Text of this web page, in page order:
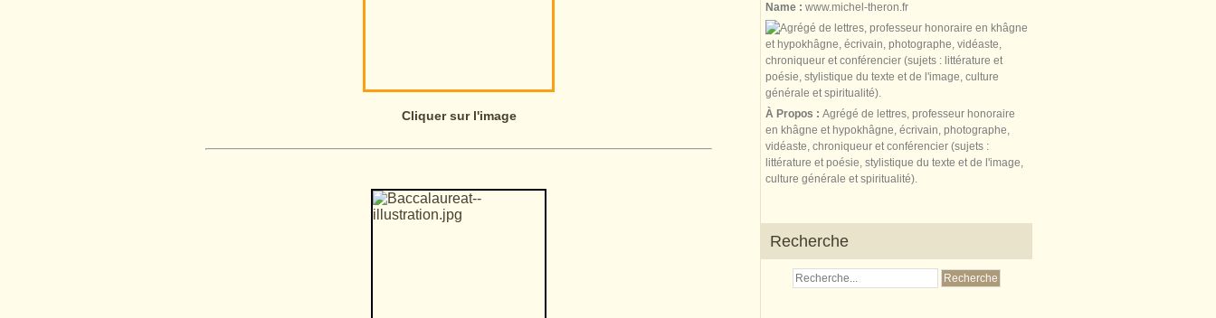
Cliquer sur l'image
Name : www.michel-theron.fr
À Propos : Agrégé de lettres, professeur honoraire
en khâgne et hypokhâgne, écrivain, photographe,
vidéaste, chroniqueur et conférencier (sujets :
littérature et poésie, stylistique du texte et de l'image,
culture générale et spiritualité).
Recherche